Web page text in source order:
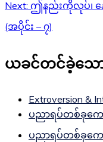
Next: ဤနည်းကိုလုပ်၊ န
(အပိုင်း – ၇)
ယခင်တင်ခဲ့သော
Extroversion &
ပညာရပ်တစ်ခုကော
ပညာရပ်တစ်ခုကော